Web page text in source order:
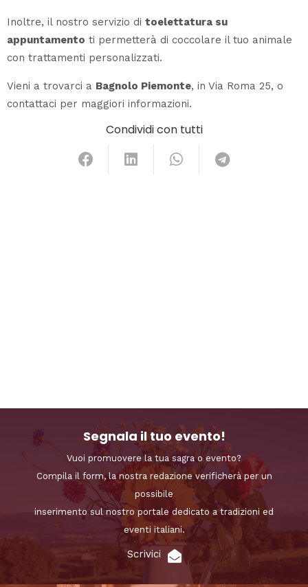
Inoltre, il nostro servizio di toelettatura su
appuntamento ti permetterà di coccolare il tuo animale
con trattamenti personalizzati.
Vieni a trovarci a Bagnolo Piemonte, in Via Roma 25, o
contattaci per maggiori informazioni.
Condividi con tutti
Segnala il tuo evento!
Vuoi promuovere la tua sagra o evento?
Compila il form, la nostra redazione verificherà per un
possibile
inserimento sul nostro portale dedicato a tradizioni ed
eventi italiani.
Scrivici